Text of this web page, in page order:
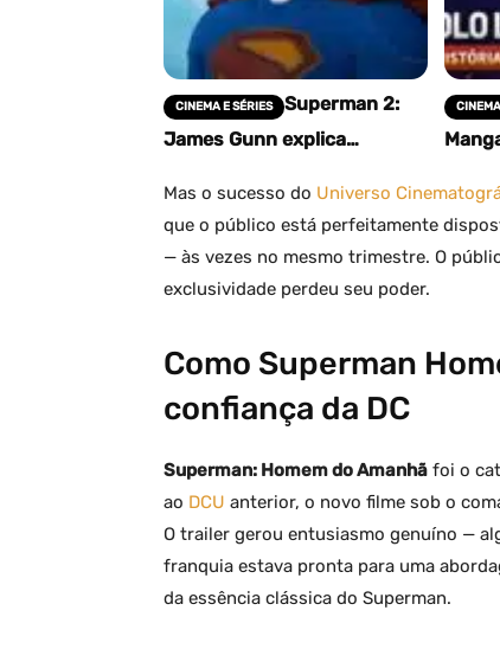
CINEMA E SÉRIES
Superman 2:
James Gunn explica
Brainiac
Mas o sucesso do Universo
que o público está perfeitamente
— às vezes no mesmo trimestre. O
exclusividade perdeu seu poder.
Como Superman
confiança da DC
Superman: Homem do Amanhã foi o
ao DCU anterior, o novo filme sob o
O trailer gerou entusiasmo genuíno —
franquia estava pronta para uma
da essência clássica do Superman.